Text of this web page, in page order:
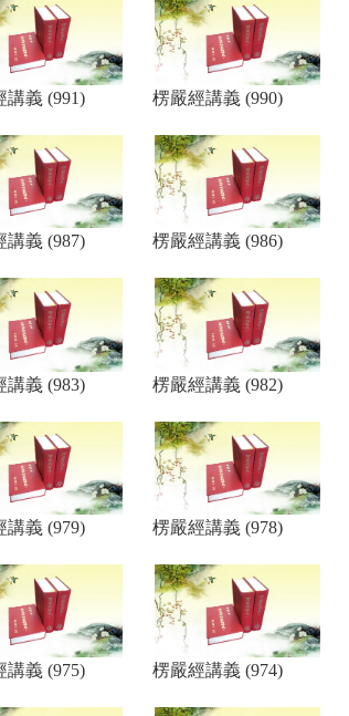
講義 (991) 楞嚴經講義 (990)
講義 (987) 楞嚴經講義 (986)
講義 (983) 楞嚴經講義 (982)
講義 (979) 楞嚴經講義 (978)
講義 (975) 楞嚴經講義 (974)